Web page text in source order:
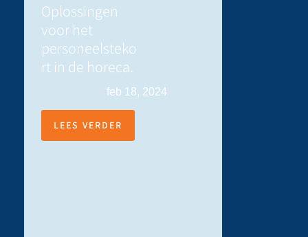
Oplossingen
voor het
personeelsteko
rt in de horeca.
feb 18, 2024
LEES VERDER